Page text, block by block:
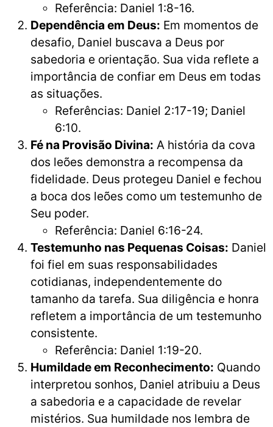
Referência: Daniel 1:8-16.
Dependência em Deus: Em momentos de
desafio, Daniel buscava a Deus por
sabedoria e orientação. Sua vida reflete a
importância de confiar em Deus em todas
as situações.
Referências: Daniel 2:17-19; Daniel
6:10.
Fé na Provisão Divina: A história da cova
dos leões demonstra a recompensa da
fidelidade. Deus protegeu Daniel e fechou
a boca dos leões como um testemunho de
Seu poder.
Referência: Daniel 6:16-24.
Testemunho nas Pequenas Coisas: Daniel
foi fiel em suas responsabilidades
cotidianas, independentemente do
tamanho da tarefa. Sua diligência e honra
refletem a importância de um testemunho
consistente.
Referência: Daniel 1:19-20.
Humildade em Reconhecimento: Quando
interpretou sonhos, Daniel atribuiu a Deus
a sabedoria e a capacidade de revelar
mistérios. Sua humildade nos lembra de